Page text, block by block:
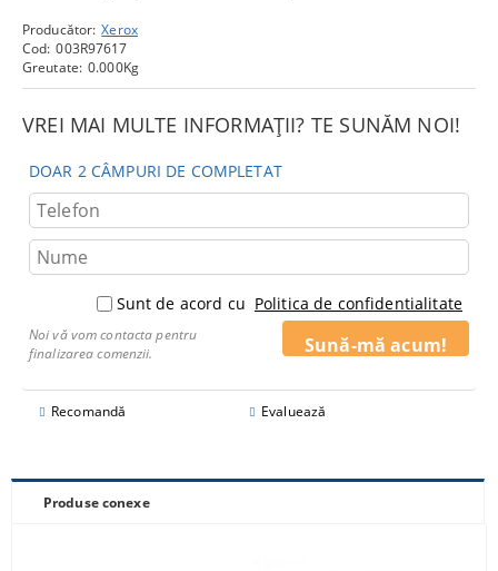
Producător: Xerox
Cod: 003R97617
Greutate: 0.000Kg
VREI MAI MULTE INFORMAȚII? TE SUNĂM NOI!
DOAR 2 CÂMPURI DE COMPLETAT
Sunt de acord cu Politica de confidentialitate
Noi vă vom contacta pentru
finalizarea comenzii.
Recomandă Evaluează
Produse conexe